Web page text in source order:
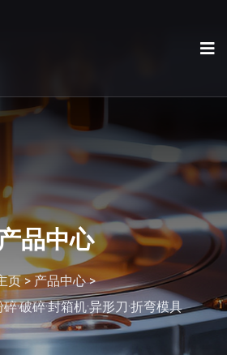
品中心
页> 产品中心>
·破碎·封箱机·异形刀·折弯模具